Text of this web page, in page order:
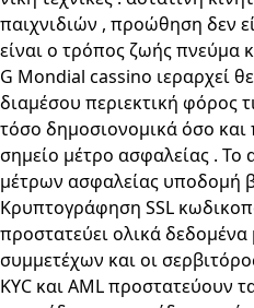
παιχνιδιών , προώθηση δεν
είναι ο τρόπος ζωής πνεύμα
G Mondial cassino ιεραρχεί
διαμέσου περιεκτική φόρος
τόσο δημοσιονομικά όσο
σημείο μέτρο ασφαλείας . Το
μέτρων ασφαλείας υποδομή
Κρυπτογράφηση SSL
προστατεύει ολικά
συμμετέχων και οι
KYC και AML προστατεύουν